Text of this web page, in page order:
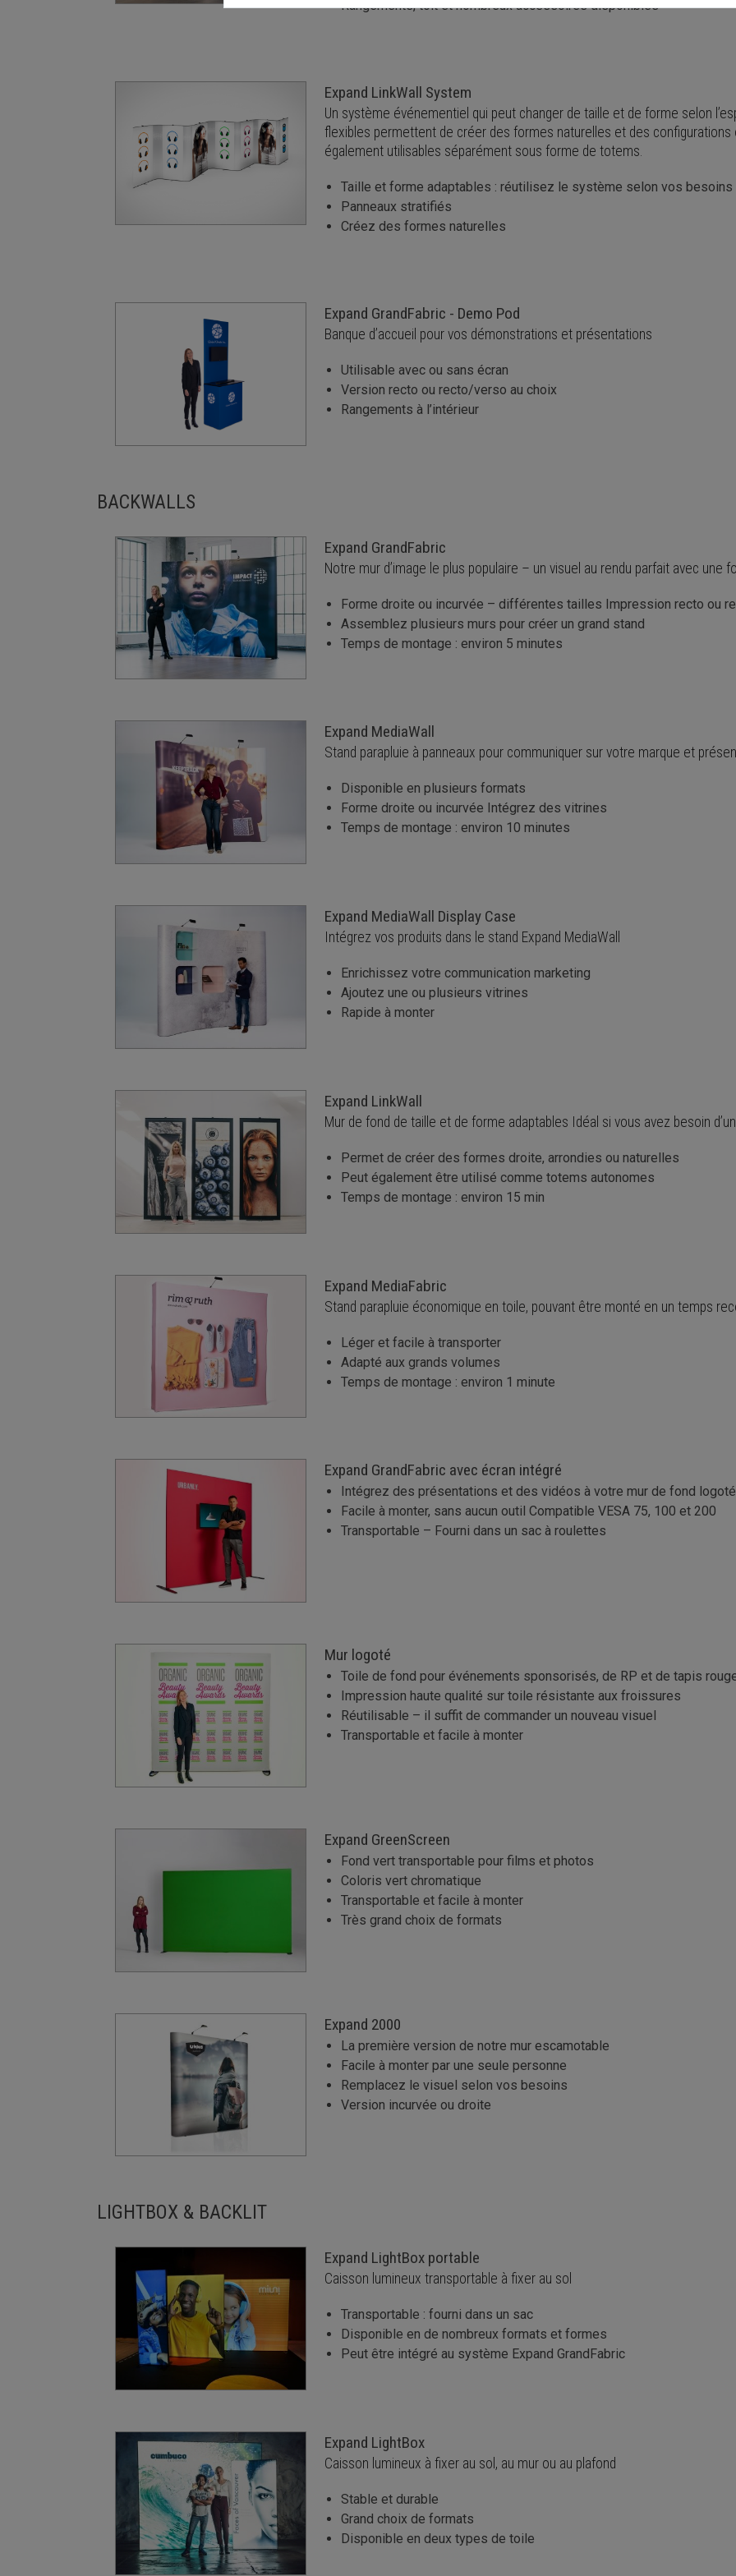
Rangements, toit et nombreux accessoires disponibles
Expand LinkWall System
Un système événementiel qui peut changer de taille et de forme selon
flexibles permettent de créer des formes naturelles et des
également utilisables séparément sous forme de totems.
Taille et forme adaptables : réutilisez le système selon vos besoins
Panneaux stratifiés
Créez des formes naturelles
Expand GrandFabric - Demo Pod
Banque d’accueil pour vos démonstrations et présentations
Utilisable avec ou sans écran
Version recto ou recto/verso au choix
Rangements à l’intérieur
BACKWALLS
Expand GrandFabric
Notre mur d’image le plus populaire – un visuel au rendu parfait avec une
Forme droite ou incurvée – différentes tailles Impression recto ou
Assemblez plusieurs murs pour créer un grand stand
Temps de montage : environ 5 minutes
Expand MediaWall
Stand parapluie à panneaux pour communiquer sur votre marque et
Disponible en plusieurs formats
Forme droite ou incurvée Intégrez des vitrines
Temps de montage : environ 10 minutes
Expand MediaWall Display Case
Intégrez vos produits dans le stand Expand MediaWall
Enrichissez votre communication marketing
Ajoutez une ou plusieurs vitrines
Rapide à monter
Expand LinkWall
Mur de fond de taille et de forme adaptables Idéal si vous avez besoin
Permet de créer des formes droite, arrondies ou naturelles
Peut également être utilisé comme totems autonomes
Temps de montage : environ 15 min
Expand MediaFabric
Stand parapluie économique en toile, pouvant être monté en un temps
Léger et facile à transporter
Adapté aux grands volumes
Temps de montage : environ 1 minute
Expand GrandFabric avec écran intégré
Intégrez des présentations et des vidéos à votre mur de fond logoté
Facile à monter, sans aucun outil Compatible VESA 75, 100 et 200
Transportable – Fourni dans un sac à roulettes
Mur logoté
Toile de fond pour événements sponsorisés, de RP et de tapis
Impression haute qualité sur toile résistante aux froissures
Réutilisable – il suffit de commander un nouveau visuel
Transportable et facile à monter
Expand GreenScreen
Fond vert transportable pour films et photos
Coloris vert chromatique
Transportable et facile à monter
Très grand choix de formats
Expand 2000
La première version de notre mur escamotable
Facile à monter par une seule personne
Remplacez le visuel selon vos besoins
Version incurvée ou droite
LIGHTBOX & BACKLIT
Expand LightBox portable
Caisson lumineux transportable à fixer au sol
Transportable : fourni dans un sac
Disponible en de nombreux formats et formes
Peut être intégré au système Expand GrandFabric
Expand LightBox
Caisson lumineux à fixer au sol, au mur ou au plafond
Stable et durable
Grand choix de formats
Disponible en deux types de toile